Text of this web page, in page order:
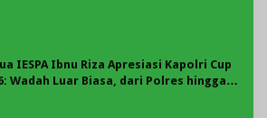
IESPA Ibnu Riza Apresiasi Kapolri Cup
Wadah Luar Biasa, dari Polres hingga